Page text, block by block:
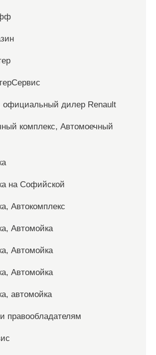
официальный дилер Renault
комплекс, Автомоечный
на Софийской
Автокомплекс
Автомойка
Автомойка
Автомойка
автомойка
правообладателям